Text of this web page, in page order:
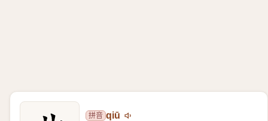
拼音 qiū